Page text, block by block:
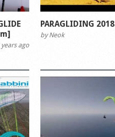
years ago
PARAGLIDING 2018
byNeok